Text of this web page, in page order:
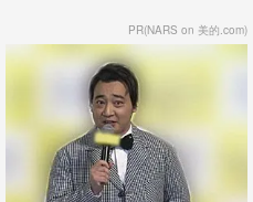
PR(NARS on 美的.com)